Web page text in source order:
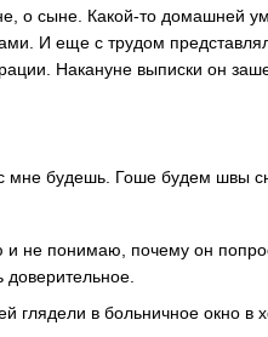
о сыне. Какой-то домашней
И еще с трудом
Накануне выписки он
мне будешь. Гоше будем швы
и не понимаю, почему он
доверительное.
глядели в больничное окно